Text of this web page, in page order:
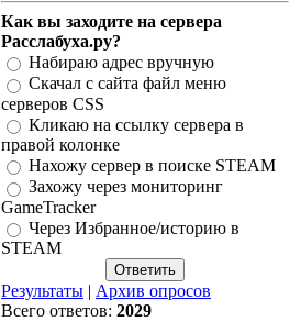
Как вы заходите на сервера
Расслабуха.ру?
Набираю адрес вручную
Скачал с сайта файл меню
серверов CSS
Кликаю на ссылку сервера в
правой колонке
Нахожу сервер в поиске STEAM
Захожу через мониторинг
GameTracker
Через Избранное/историю в
STEAM
Результаты | Архив опросов
Всего ответов: 2029